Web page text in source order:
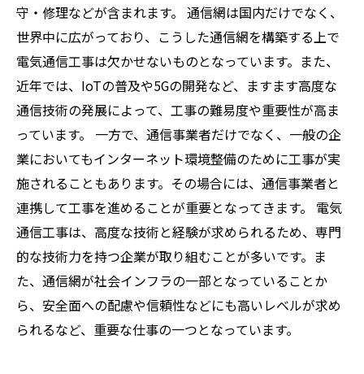
守・修理などが含まれます。 通信網は国内だけでなく、
世界中に広がっており、こうした通信網を構築する上で
電気通信工事は欠かせないものとなっています。また、
近年では、IoTの普及や5Gの開発など、ますます高度な
通信技術の発展によって、工事の難易度や重要性が高ま
っています。 一方で、通信事業者だけでなく、一般の企
業においてもインターネット環境整備のために工事が実
施されることもあります。その場合には、通信事業者と
連携して工事を進めることが重要となってきます。 電気
通信工事は、高度な技術と経験が求められるため、専門
的な技術力を持つ企業が取り組むことが多いです。ま
た、通信網が社会インフラの一部となっていることか
ら、安全面への配慮や信頼性などにも高いレベルが求め
られるなど、重要な仕事の一つとなっています。